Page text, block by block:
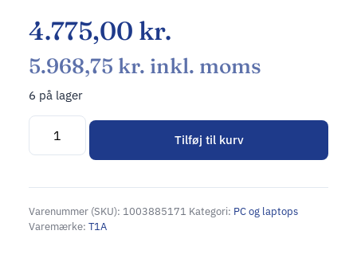
4.775,00 kr.
5.968,75 kr. inkl. moms
6 på lager
Tilføj til kurv
Alternative:
Varenummer (SKU): 1003885171 Kategori: PC og laptops
Varemærke: T1A